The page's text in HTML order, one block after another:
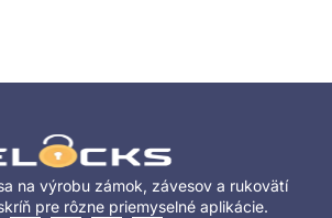
na výrobu zámok, závesov a rukovätí
pre rôzne priemyselné aplikácie.